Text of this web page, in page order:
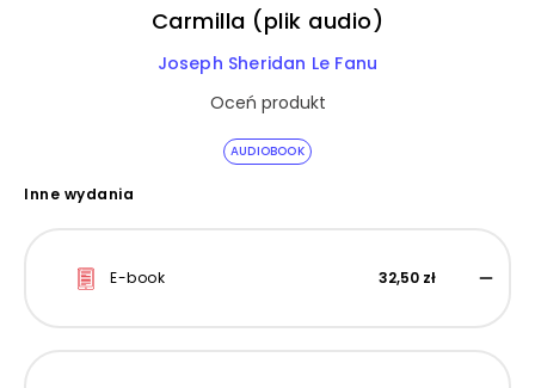
AUDIOBOOK
Carmilla (plik audio)
Joseph Sheridan Le Fanu
Oceń produkt
Inne wydania
E-book 32,50 zł